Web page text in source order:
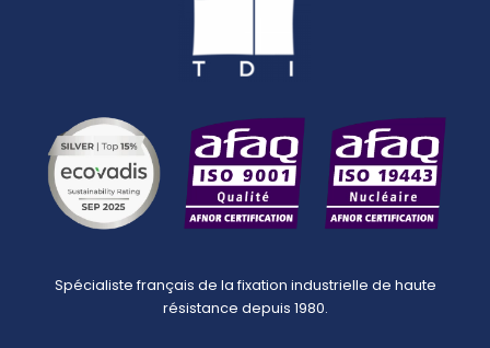
Spécialiste français de la fixation industrielle de haute
résistance depuis 1980.